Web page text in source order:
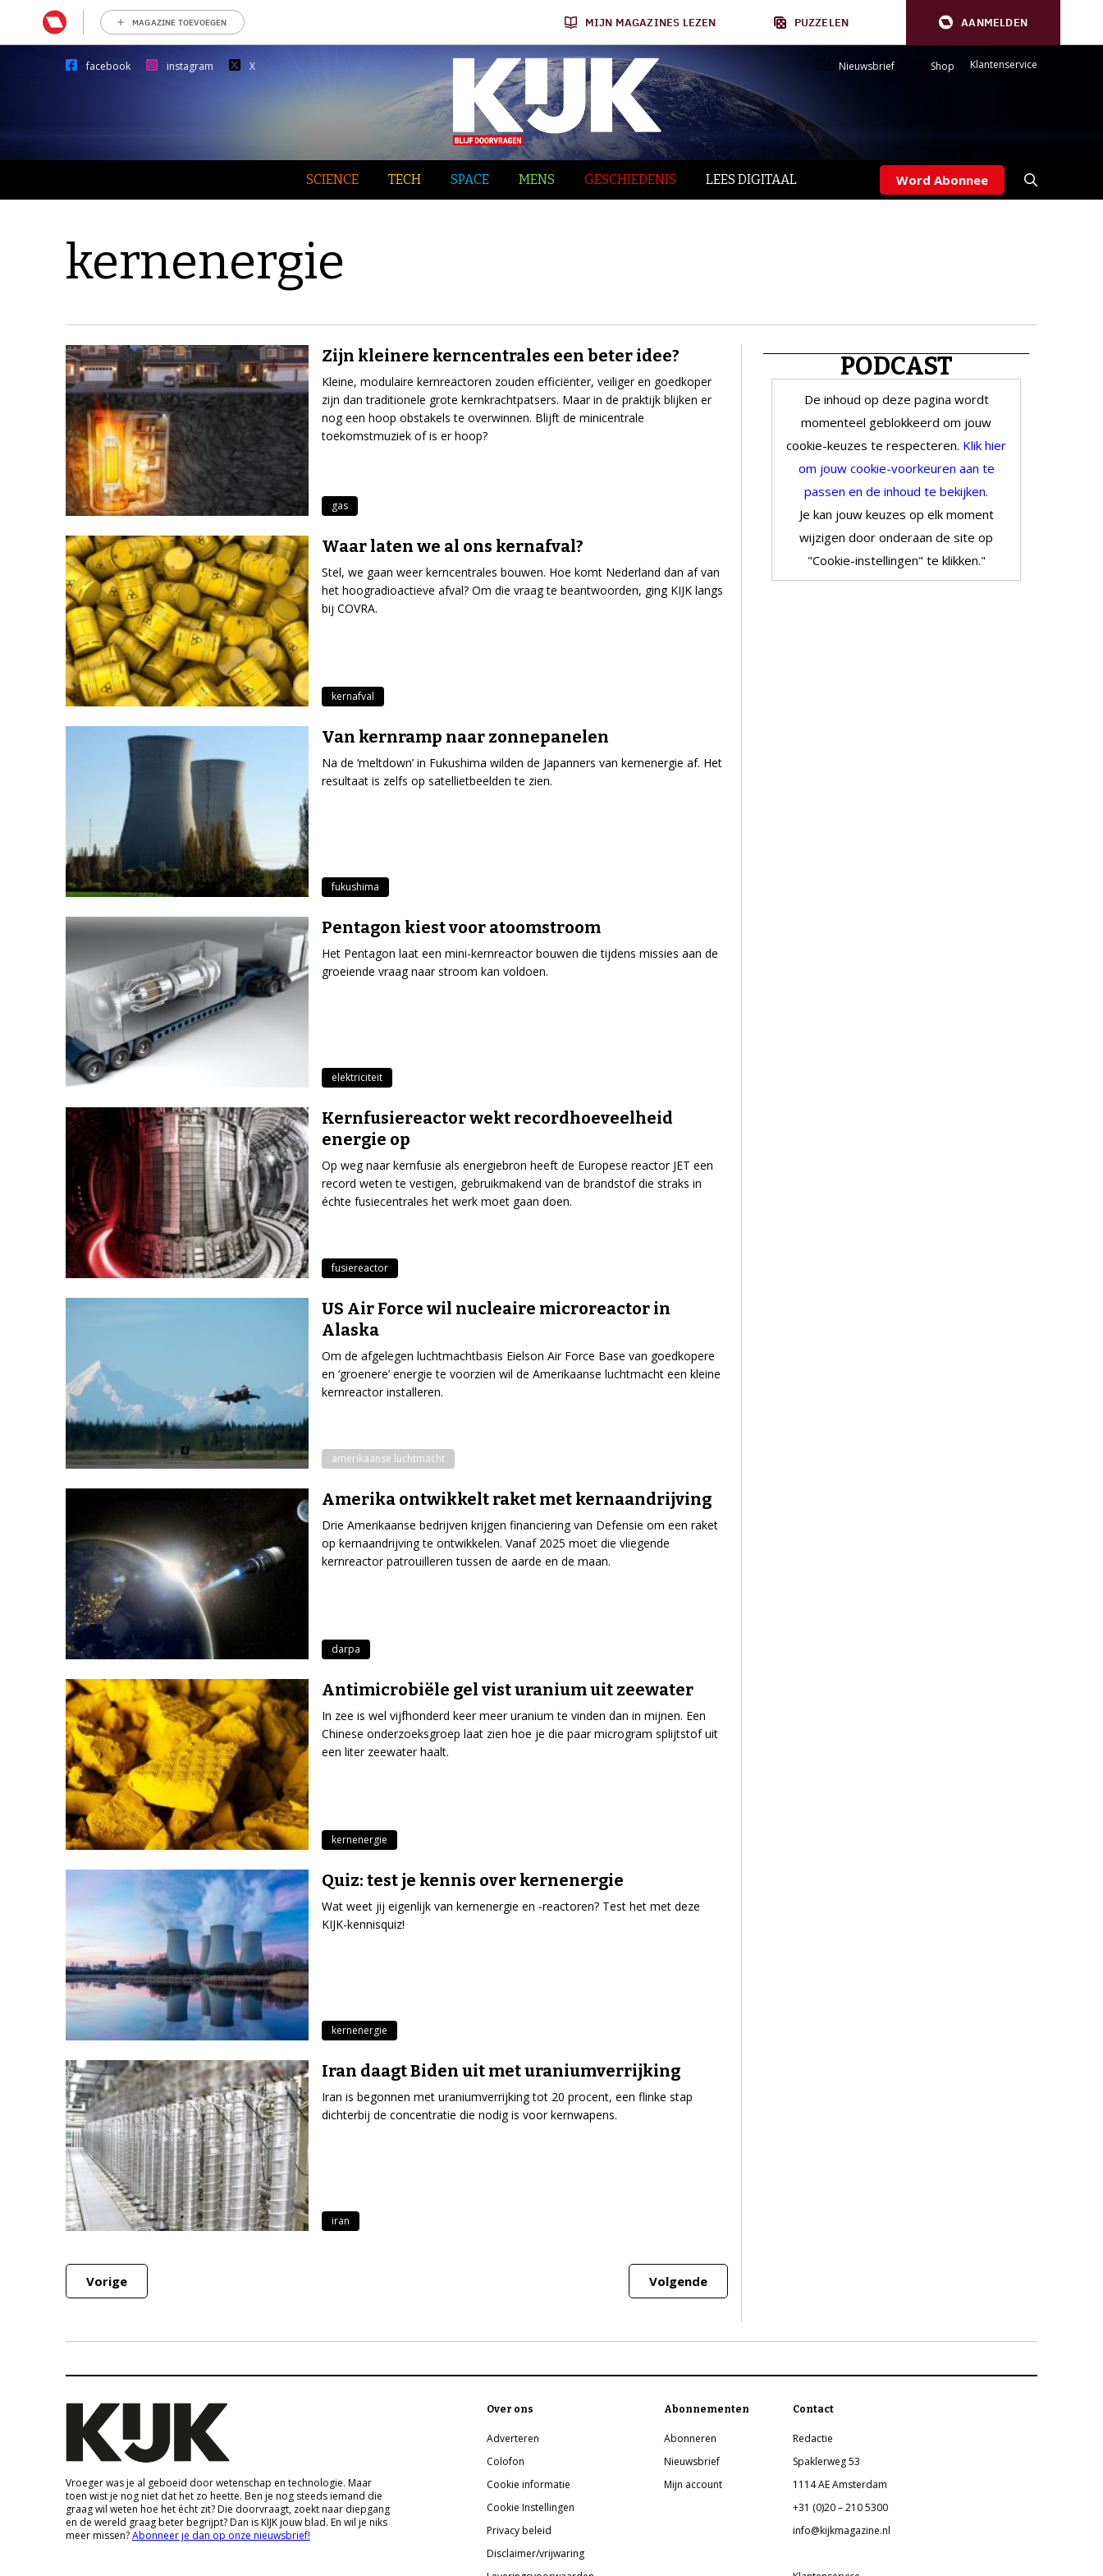
MAGAZINE TOEVOEGEN MIJN MAGAZINES LEZEN PUZZELEN AANMELDEN
facebook instagram X Nieuwsbrief Shop Klantenservice
SCIENCE TECH SPACE MENS GESCHIEDENIS LEES DIGITAAL Word Abonnee
kernenergie
Zijn kleinere kerncentrales een beter idee?
Kleine, modulaire kernreactoren zouden efficiënter, veiliger en goedkoper
zijn dan traditionele grote kernkrachtpatsers. Maar in de praktijk blijken er
nog een hoop obstakels te overwinnen. Blijft de minicentrale
toekomstmuziek of is er hoop?
gas
Waar laten we al ons kernafval?
Stel, we gaan weer kerncentrales bouwen. Hoe komt Nederland dan af van
het hoogradioactieve afval? Om die vraag te beantwoorden, ging KIJK langs
bij COVRA.
kernafval
Van kernramp naar zonnepanelen
Na de ‘meltdown’ in Fukushima wilden de Japanners van kernenergie af. Het
resultaat is zelfs op satellietbeelden te zien.
fukushima
Pentagon kiest voor atoomstroom
Het Pentagon laat een mini-kernreactor bouwen die tijdens missies aan de
groeiende vraag naar stroom kan voldoen.
elektriciteit
Kernfusiereactor wekt recordhoeveelheid
energie op
Op weg naar kernfusie als energiebron heeft de Europese reactor JET een
record weten te vestigen, gebruikmakend van de brandstof die straks in
échte fusiecentrales het werk moet gaan doen.
fusiereactor
US Air Force wil nucleaire microreactor in
Alaska
Om de afgelegen luchtmachtbasis Eielson Air Force Base van goedkopere
en ‘groenere’ energie te voorzien wil de Amerikaanse luchtmacht een kleine
kernreactor installeren.
amerikaanse luchtmacht
Amerika ontwikkelt raket met kernaandrijving
Drie Amerikaanse bedrijven krijgen financiering van Defensie om een raket
op kernaandrijving te ontwikkelen. Vanaf 2025 moet die vliegende
kernreactor patrouilleren tussen de aarde en de maan.
darpa
Antimicrobiële gel vist uranium uit zeewater
In zee is wel vijfhonderd keer meer uranium te vinden dan in mijnen. Een
Chinese onderzoeksgroep laat zien hoe je die paar microgram splijtstof uit
een liter zeewater haalt.
kernenergie
Quiz: test je kennis over kernenergie
Wat weet jij eigenlijk van kernenergie en -reactoren? Test het met deze
KIJK-kennisquiz!
kernenergie
Iran daagt Biden uit met uraniumverrijking
Iran is begonnen met uraniumverrijking tot 20 procent, een flinke stap
dichterbij de concentratie die nodig is voor kernwapens.
iran
Vorige Volgende
PODCAST
De inhoud op deze pagina wordt
momenteel geblokkeerd om jouw
cookie-keuzes te respecteren. Klik hier
om jouw cookie-voorkeuren aan te
passen en de inhoud te bekijken.
Je kan jouw keuzes op elk moment
wijzigen door onderaan de site op
"Cookie-instellingen" te klikken."
Vroeger was je al geboeid door wetenschap en technologie. Maar
toen wist je nog niet dat het zo heette. Ben je nog steeds iemand die
graag wil weten hoe het écht zit? Die doorvraagt, zoekt naar diepgang
en de wereld graag beter begrijpt? Dan is KIJK jouw blad. En wil je niks
meer missen?Abonneer je dan op onze nieuwsbrief!
Over ons
Adverteren
Colofon
Cookie informatie
Cookie Instellingen
Privacy beleid
Disclaimer/vrijwaring
Abonnementen
Abonneren
Nieuwsbrief
Mijn account
Contact
Redactie
Spaklerweg 53
1114 AE Amsterdam
+31 (0)20 – 210 5300
info@kijkmagazine.nl